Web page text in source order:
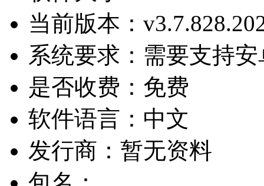
当前版本：
系统要求： 需要支持
是否收费： 免费
软件语言： 中文
发行商： 暂无资料